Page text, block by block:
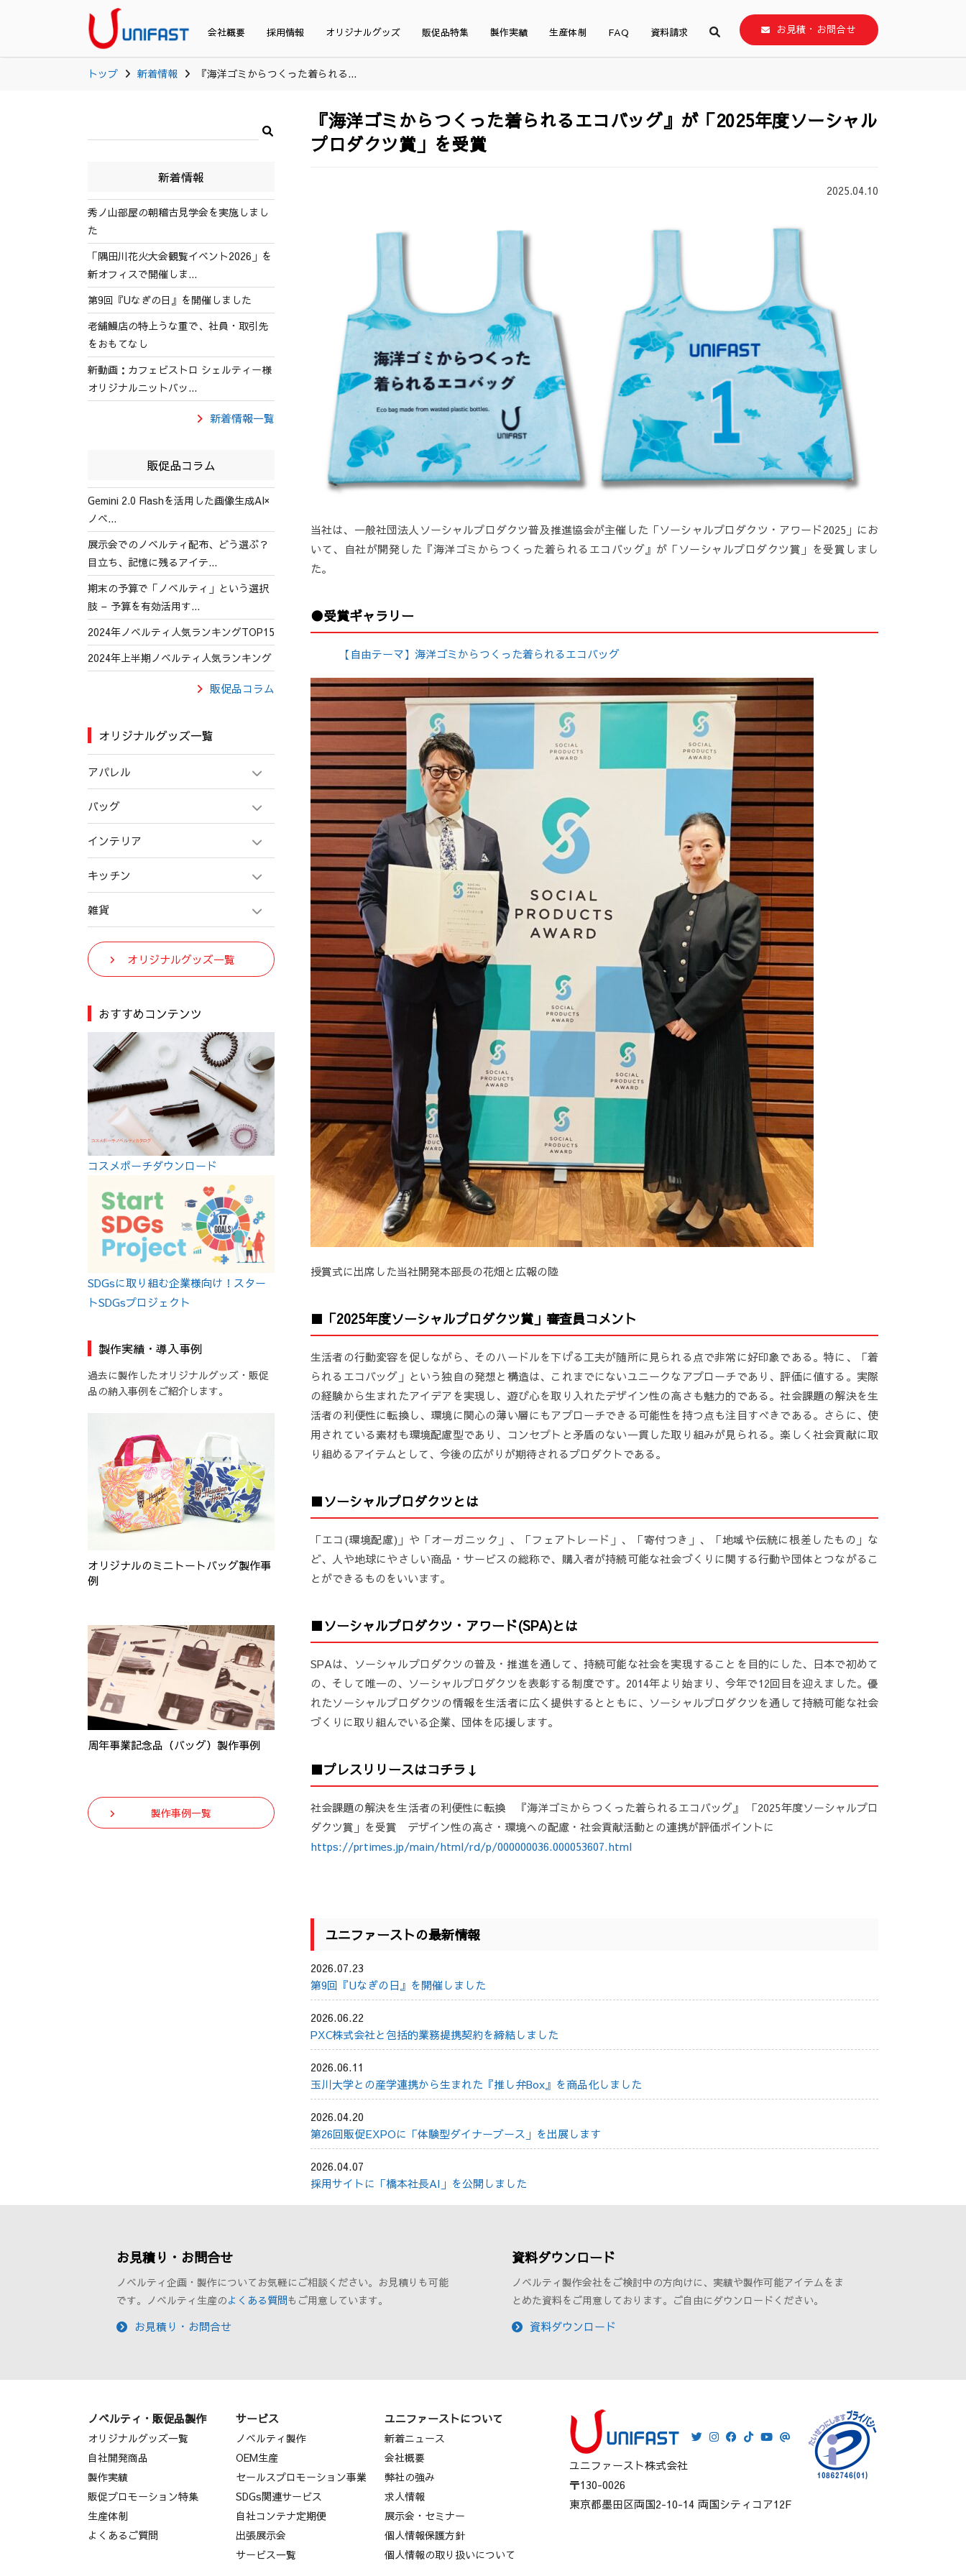
会社概要 採用情報 オリジナルグッズ 販促品特集 製作実績 生産体制 FAQ 資料請求 お見積・お問合せ
トップ 新着情報 『海洋ゴミからつくった着られる...
『海洋ゴミからつくった着られるエコバッグ』が「2025年度ソーシャル
プロダクツ賞」を受賞
2025.04.10
当社は、一般社団法人ソーシャルプロダクツ普及推進協会が主催した「ソーシャルプロダクツ・アワード2025」にお
いて、自社が開発した『海洋ゴミからつくった着られるエコバッグ』が「ソーシャルプロダクツ賞」を受賞しまし
た。
●受賞ギャラリー
【自由テーマ】海洋ゴミからつくった着られるエコバッグ
授賞式に出席した当社開発本部長の花畑と広報の陸
■「2025年度ソーシャルプロダクツ賞」審査員コメント
生活者の行動変容を促しながら、そのハードルを下げる工夫が随所に見られる点で非常に好印象である。特に、「着
られるエコバッグ」という独自の発想と構造は、これまでにないユニークなアプローチであり、評価に値する。実際
の経験から生まれたアイデアを実現し、遊び心を取り入れたデザイン性の高さも魅力的である。社会課題の解決を生
活者の利便性に転換し、環境に関心の薄い層にもアプローチできる可能性を持つ点も注目すべきである。さらに、使
用されている素材も環境配慮型であり、コンセプトと矛盾のない一貫した取り組みが見られる。楽しく社会貢献に取
り組めるアイテムとして、今後の広がりが期待されるプロダクトである。
■ソーシャルプロダクツとは
「エコ(環境配慮)」や「オーガニック」、「フェアトレード」、「寄付つき」、「地域や伝統に根差したもの」な
ど、人や地球にやさしい商品・サービスの総称で、購入者が持続可能な社会づくりに関する行動や団体とつながるこ
とができるものをいいます。
■ソーシャルプロダクツ・アワード(SPA)とは
SPAは、ソーシャルプロダクツの普及・推進を通して、持続可能な社会を実現することを目的にした、日本で初めて
の、そして唯一の、ソーシャルプロダクツを表彰する制度です。2014年より始まり、今年で12回目を迎えました。優
れたソーシャルプロダクツの情報を生活者に広く提供するとともに、ソーシャルプロダクツを通して持続可能な社会
づくりに取り組んでいる企業、団体を応援します。
■プレスリリースはコチラ↓
社会課題の解決を生活者の利便性に転換 『海洋ゴミからつくった着られるエコバッグ』 「2025年度ソーシャルプロ
ダクツ賞」を受賞 デザイン性の高さ・環境への配慮・社会貢献活動との連携が評価ポイントに
https://prtimes.jp/main/html/rd/p/000000036.000053607.html
ユニファーストの最新情報
2026.07.23
第9回『Uなぎの日』を開催しました
2026.06.22
PXC株式会社と包括的業務提携契約を締結しました
2026.06.11
玉川大学との産学連携から生まれた『推し弁Box』を商品化しました
2026.04.20
第26回販促EXPOに「体験型ダイナーブース」を出展します
2026.04.07
採用サイトに「橋本社長AI」を公開しました
新着情報
秀ノ山部屋の朝稽古見学会を実施しまし
た
「隅田川花火大会観覧イベント2026」を
新オフィスで開催しま...
第9回『Uなぎの日』を開催しました
老舗鰻店の特上うな重で、社員・取引先
をおもてなし
新動画：カフェビストロ シェルティー様
オリジナルニットバッ...
新着情報一覧
販促品コラム
Gemini 2.0 Flashを活用した画像生成AI×
ノベ...
展示会でのノベルティ配布、どう選ぶ？
目立ち、記憶に残るアイテ...
期末の予算で「ノベルティ」という選択
肢 – 予算を有効活用す...
2024年ノベルティ人気ランキングTOP15
2024年上半期ノベルティ人気ランキング
販促品コラム
オリジナルグッズ一覧
アパレル
バッグ
インテリア
キッチン
雑貨
オリジナルグッズ一覧
おすすめコンテンツ
コスメポーチダウンロード
SDGsに取り組む企業様向け！スター
トSDGsプロジェクト
製作実績・導入事例
過去に製作したオリジナルグッズ・販促
品の納入事例をご紹介します。
オリジナルのミニトートバッグ製作事
例
周年事業記念品（バッグ）製作事例
製作事例一覧
お見積り・お問合せ
ノベルティ企画・製作についてお気軽にご相談ください。お見積りも可能
です。ノベルティ生産のよくある質問もご用意しています。
お見積り・お問合せ
資料ダウンロード
ノベルティ製作会社をご検討中の方向けに、実績や製作可能アイテムをま
とめた資料をご用意しております。ご自由にダウンロードください。
資料ダウンロード
ノベルティ・販促品製作
オリジナルグッズ一覧
自社開発商品
製作実績
販促プロモーション特集
生産体制
よくあるご質問
サービス
ノベルティ製作
OEM生産
セールスプロモーション事業
SDGs関連サービス
自社コンテナ定期便
出張展示会
サービス一覧
ユニファーストについて
新着ニュース
会社概要
弊社の強み
求人情報
展示会・セミナー
個人情報保護方針
個人情報の取り扱いについて
ユニファースト株式会社
〒130-0026
東京都墨田区両国2-10-14 両国シティコア12F